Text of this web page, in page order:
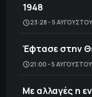
1948
23:28 - 5 ΑΥΓΟΎΣΤΟΥ
Έφτασε στην
21:00 - 5 ΑΥΓΟΎΣΤΟΥ
Με αλλαγές η